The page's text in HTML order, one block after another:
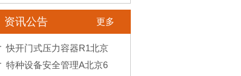
资讯公告 更多
快开门式压力容器R1北京
特种设备安全管理A北京6